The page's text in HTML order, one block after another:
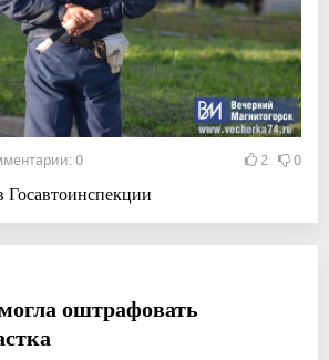
0 2 0
Госавтоинспекции
оштрафовать